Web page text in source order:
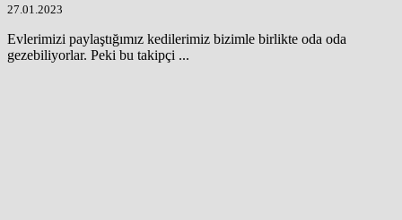
27.01.2023
Evlerimizi paylaştığımız kedilerimiz bizimle birlikte oda oda
gezebiliyorlar. Peki bu takipçi ...